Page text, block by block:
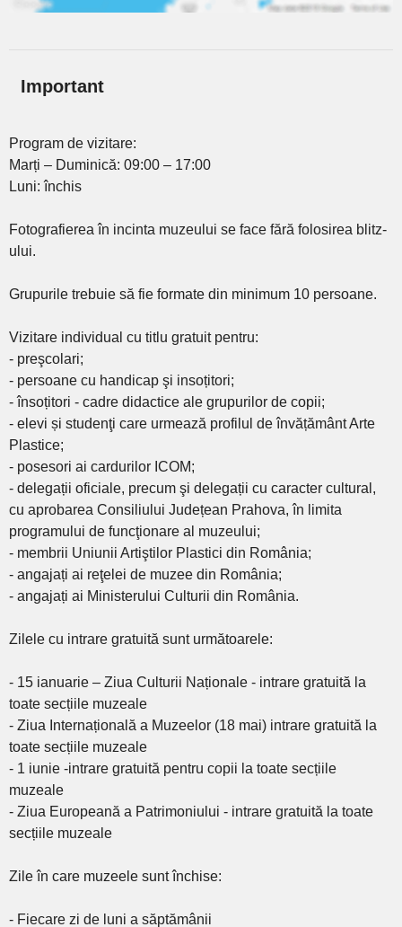
Important
Program de vizitare:
Marți – Duminică: 09:00 – 17:00
Luni: închis
Fotografierea în incinta muzeului se face fără folosirea blitz-
ului.
Grupurile trebuie să fie formate din minimum 10 persoane.
Vizitare individual cu titlu gratuit pentru:
- preşcolari;
- persoane cu handicap şi insoțitori;
- însoțitori - cadre didactice ale grupurilor de copii;
- elevi și studenţi care urmează profilul de învățământ Arte
Plastice;
- posesori ai cardurilor ICOM;
- delegații oficiale, precum şi delegații cu caracter cultural,
cu aprobarea Consiliului Județean Prahova, în limita
programului de funcţionare al muzeului;
- membrii Uniunii Artiştilor Plastici din România;
- angajați ai reţelei de muzee din România;
- angajați ai Ministerului Culturii din România.
Zilele cu intrare gratuită sunt următoarele:
- 15 ianuarie – Ziua Culturii Naționale - intrare gratuită la
toate secțiile muzeale
- Ziua Internațională a Muzeelor (18 mai) intrare gratuită la
toate secțiile muzeale
- 1 iunie -intrare gratuită pentru copii la toate secțiile
muzeale
- Ziua Europeană a Patrimoniului - intrare gratuită la toate
secțiile muzeale
Zile în care muzeele sunt închise:
- Fiecare zi de luni a săptămânii